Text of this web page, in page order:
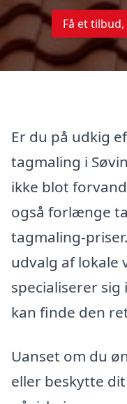
Få et
Er du på udkig
tagmaling i
ikke blot
også forlænge
tagmaling-
udvalg af lokale
specialiserer
kan finde den
Uanset om du
eller beskytte